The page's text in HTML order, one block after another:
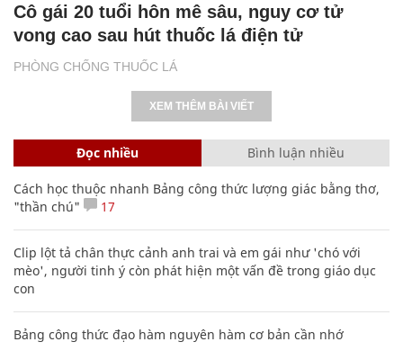
PHÒNG CHỐNG THUỐC LÁ
Cô gái 20 tuổi hôn mê sâu, nguy cơ tử
vong cao sau hút thuốc lá điện tử
XEM THÊM BÀI VIẾT
Đọc nhiều Bình luận nhiều
Cách học thuộc nhanh Bảng công thức lượng giác bằng thơ,
"thần chú"
17
Clip lột tả chân thực cảnh anh trai và em gái như 'chó với
mèo', người tinh ý còn phát hiện một vấn đề trong giáo dục
con
Bảng công thức đạo hàm nguyên hàm cơ bản cần nhớ